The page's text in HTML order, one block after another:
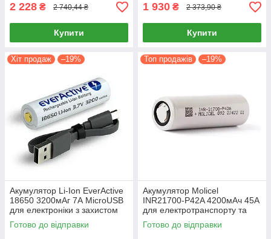
2 228 ₴ 2 740,44 ₴
Купити
1 930 ₴ 2 373,90 ₴
Купити
Хіт продаж –19%
Акумулятор Li-Ion EverActive
18650 3200мАг 7А MicroUSB
для електроніки з захистом
Готово до відправки
Топ продажів –19%
Акумулятор Molicel
INR21700-P42A 4200мАч 45A
для електротранспорту та
потужних систем живлення
Готово до відправки